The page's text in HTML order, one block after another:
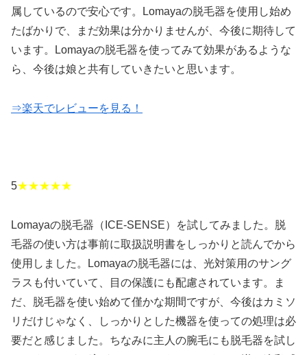
属しているので安心です。Lomayaの脱毛器を使用し始め
たばかりで、まだ効果は分かりませんが、今後に期待して
います。Lomayaの脱毛器を使ってみて効果があるような
ら、今後は娘と共有していきたいと思います。
⇒楽天でレビューを見る！
5★★★★★
Lomayaの脱毛器（ICE-SENSE）を試してみました。脱
毛器の使い方は事前に取扱説明書をしっかりと読んでから
使用しました。Lomayaの脱毛器には、光対策用のサング
ラスも付いていて、目の保護にも配慮されています。ま
だ、脱毛器を使い始めて僅かな期間ですが、今後はカミソ
リだけじゃなく、しっかりとした機器を使っての処理は必
要だと感じました。ちなみに主人の腕毛にも脱毛器を試し